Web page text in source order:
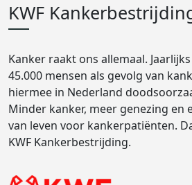
KWF
Kanker raakt ons allemaal.
45.000 mensen als gevolg van
hiermee in Nederland
Minder kanker, meer genezing en
van leven voor kankerpatiënten.
KWF Kankerbestrijding.